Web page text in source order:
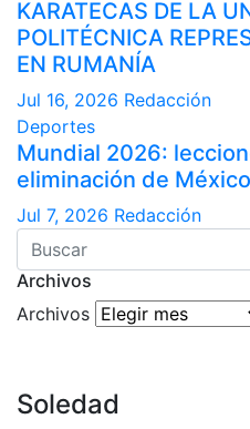
KARATECAS DE LA
POLITÉCNICA
EN RUMANÍA
Jul 16, 2026 Redacción
Deportes
Mundial 2026:
eliminación de México
Jul 7, 2026 Redacción
Archivos
Archivos
Soledad